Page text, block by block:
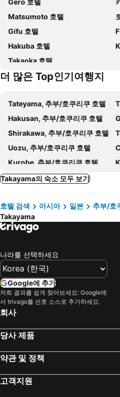
THE MACHIYA HOTEL TAKAYAMA
루트-인 그란티아 히다 타카야마
릴렉스 호스텔 타카야마 스테이션
Oyado Yoshinoya
HOTEL AMANEK HidaTakayama
Thanyaporn Hotel
히라유노모리 아넥스
Ryokan Koyo
료칸 히다 비프(히다 규 노 야도)
호다카소 산가노유
Anchor Site
Shirahone Onsen hot spring
Gero 호텔
Matsumoto 호텔
Gifu 호텔
Hakuba 호텔
Takaoka 호텔
더 많은 Top인기여행지
Tateyama, 추부/호쿠리쿠 호텔
Hakusan, 추부/호쿠리쿠 호텔
Shirakawa, 추부/호쿠리쿠 호텔
Uozu, 추부/호쿠리쿠 호텔
Kurobe, 추부/호쿠리쿠 호텔
Inuyama, 추부/호쿠리쿠 호텔
Awara, 추부/호쿠리쿠 호텔
Nanto, 추부/호쿠리쿠 호텔
Otari, 추부/호쿠리쿠 호텔
나고야, 추부/호쿠리쿠 호텔
Gero, 추부/호쿠리쿠 호텔
Hamamatsu, 추부/호쿠리쿠 호텔
Yamanashi, 추부/호쿠리쿠 호텔
후쿠오카, 큐슈섬 호텔
교토, 킨키 호텔
나하, 오키나와 호텔
Takayama의 숙소 모두 보기
호텔 검색 아시아 일본 추부/호
Takayama
나라를 선택하세요
Google에 추가
저희 결과를 쉽게 찾아보세요: Google에
서 trivago를 선호 소스로 추가하세요.
회사
당사 제품
약관 및 정책
고객지원